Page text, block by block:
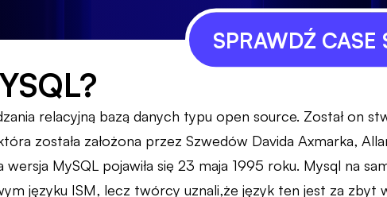
SPRAWDŹ CASE
relacyjną bazą danych typu open source. Został on
została założona przez Szwedów Davida Axmarka,
wersja MySQL pojawiła się 23 maja 1995 roku. Mysql na
języku ISM, lecz twórcy uznali,że język ten jest za zbyt